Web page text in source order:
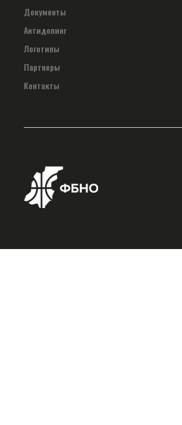
Документы
Антидопинг
Логотипы
Партнеры
Контакты